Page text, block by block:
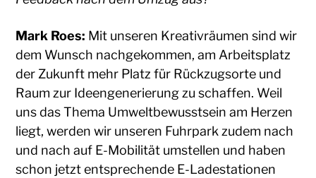
Mark Roes: Mit unseren Kreativräumen sind wir
dem Wunsch nachgekommen, am Arbeitsplatz
der Zukunft mehr Platz für Rückzugsorte und
Raum zur Ideengenerierung zu schaffen. Weil
uns das Thema Umweltbewusstsein am Herzen
liegt, werden wir unseren Fuhrpark zudem nach
und nach auf E-Mobilität umstellen und haben
schon jetzt entsprechende E-Ladestationen